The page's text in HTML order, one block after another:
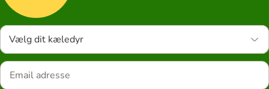
Vælg dit kæledyr